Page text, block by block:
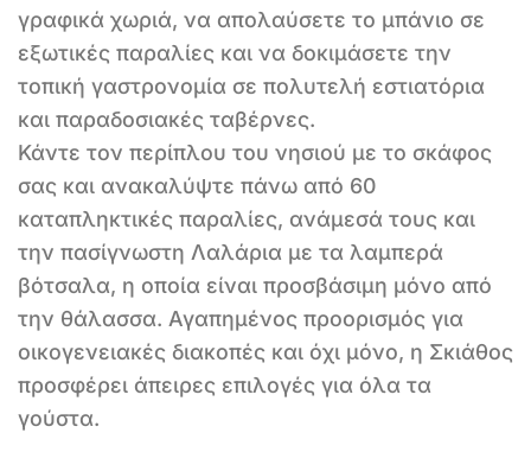
γραφικά χωριά, να απολαύσετε το μπάνιο σε
εξωτικές παραλίες και να δοκιμάσετε την
τοπική γαστρονομία σε πολυτελή εστιατόρια
και παραδοσιακές ταβέρνες.
Κάντε τον περίπλου του νησιού με το σκάφος
σας και ανακαλύψτε πάνω από 60
καταπληκτικές παραλίες, ανάμεσά τους και
την πασίγνωστη Λαλάρια με τα λαμπερά
βότσαλα, η οποία είναι προσβάσιμη μόνο από
την θάλασσα. Αγαπημένος προορισμός για
οικογενειακές διακοπές και όχι μόνο, η Σκιάθος
προσφέρει άπειρες επιλογές για όλα τα
γούστα.